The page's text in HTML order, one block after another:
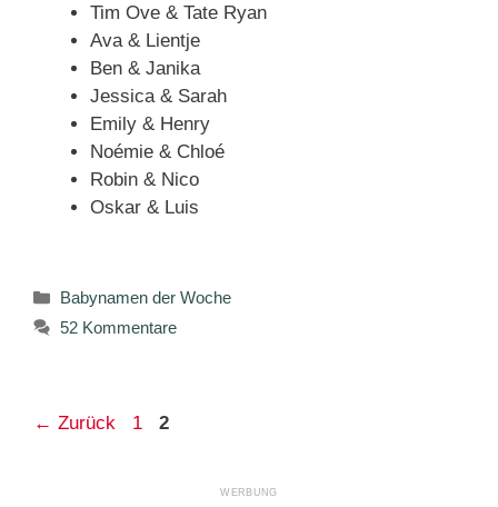
Tim Ove & Tate Ryan
Ava & Lientje
Ben & Janika
Jessica & Sarah
Emily & Henry
Noémie & Chloé
Robin & Nico
Oskar & Luis
Kategorien
Babynamen der Woche
52 Kommentare
← Zurück Seite
1 Seite
2